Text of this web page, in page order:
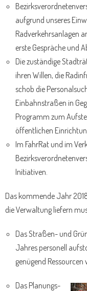
aufgrund unseres
Radverkehrsanlagen
erste Gespräche und
Die zuständige
ihren Willen, die
schob die
Einbahnstraßen in
Programm zum
öffentlichen
Im FahrRat und im
Initiativen.
Das kommende Jahr
die Verwaltung liefern
Das Straßen- und
Jahres personell
genügend Ressourcen
Das Planungs-